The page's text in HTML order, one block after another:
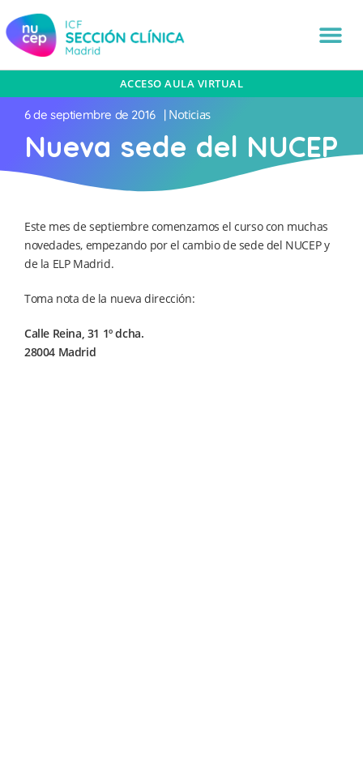
ACCESO AULA VIRTUAL
6 de septiembre de 2016 | Noticias
Nueva sede del NUCEP
Este mes de septiembre comenzamos el curso con muchas
novedades, empezando por el cambio de sede del NUCEP y
de la ELP Madrid.
Toma nota de la nueva dirección:
Calle Reina, 31 1º dcha.
28004 Madrid